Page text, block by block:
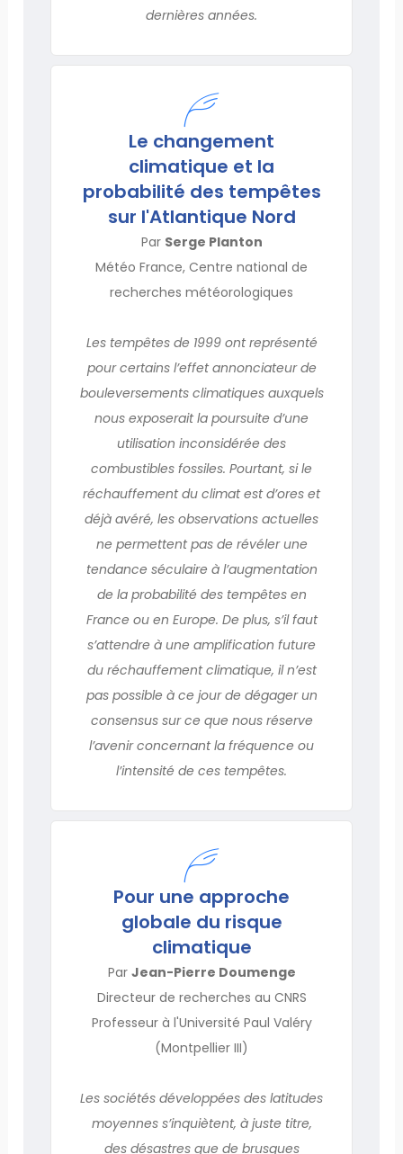
dernières années.
Le changement
climatique et la
probabilité des tempêtes
sur l'Atlantique Nord
Par Serge Planton
Météo France, Centre national de
recherches météorologiques
Les tempêtes de 1999 ont représenté
pour certains l’effet annonciateur de
bouleversements climatiques auxquels
nous exposerait la poursuite d’une
utilisation inconsidérée des
combustibles fossiles. Pourtant, si le
réchauffement du climat est d’ores et
déjà avéré, les observations actuelles
ne permettent pas de révéler une
tendance séculaire à l’augmentation
de la probabilité des tempêtes en
France ou en Europe. De plus, s’il faut
s’attendre à une amplification future
du réchauffement climatique, il n’est
pas possible à ce jour de dégager un
consensus sur ce que nous réserve
l’avenir concernant la fréquence ou
l’intensité de ces tempêtes.
Pour une approche
globale du risque
climatique
Par Jean-Pierre Doumenge
Directeur de recherches au CNRS
Professeur à l'Université Paul Valéry
(Montpellier III)
Les sociétés développées des latitudes
moyennes s’inquiètent, à juste titre,
des désastres que de brusques